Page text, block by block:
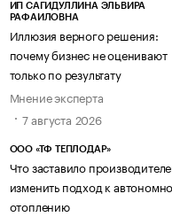
ИП САГИДУЛЛИНА ЭЛЬВИРА
РАФАИЛОВНА
Иллюзия верного решения:
почему бизнес не оценивают
только по результату
Мнение эксперта
7 августа 2026
ООО «ТФ ТЕПЛОДАР»
Что заставило
изменить подход к
отоплению